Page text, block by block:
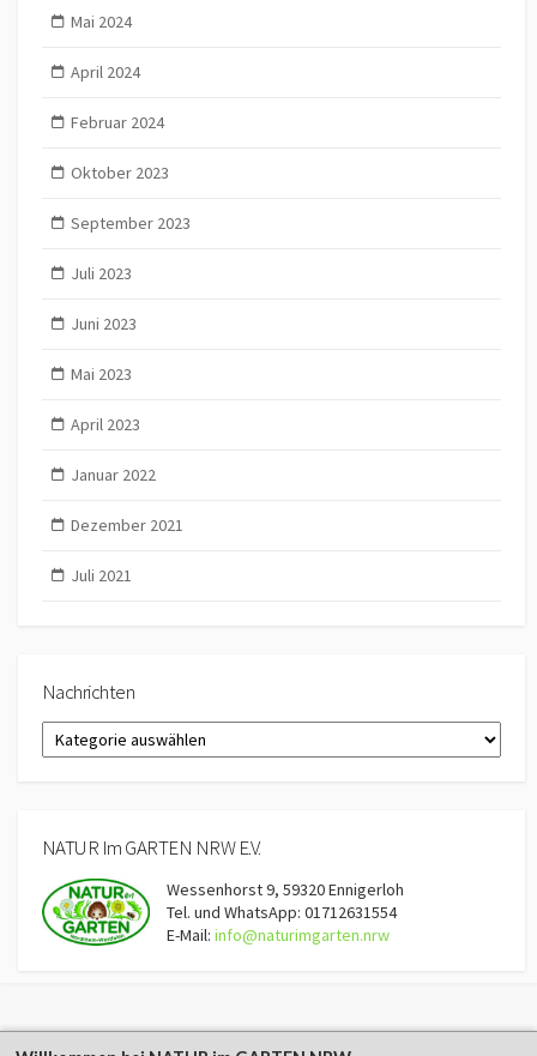
Mai 2024
April 2024
Februar 2024
Oktober 2023
September 2023
Juli 2023
Juni 2023
Mai 2023
April 2023
Januar 2022
Dezember 2021
Juli 2021
Nachrichten
Nachrichten
NATUR Im GARTEN NRW E.V.
Wessenhorst 9, 59320 Ennigerloh
Tel. und WhatsApp: 01712631554
E-Mail:info@naturimgarten.nrw